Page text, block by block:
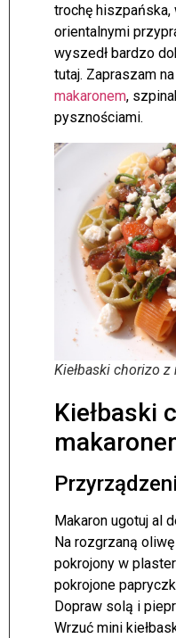
trochę hiszpańska,
orientalnymi
wyszedł bardzo
tutaj. Zapraszam
makaronem,
pysznościami.
Kiełbaski chorizo
Kiełbaski
Makaron ugotuj al
Na rozgrzaną
pokrojony w
pokrojone
Dopraw solą i
Wrzuć mini